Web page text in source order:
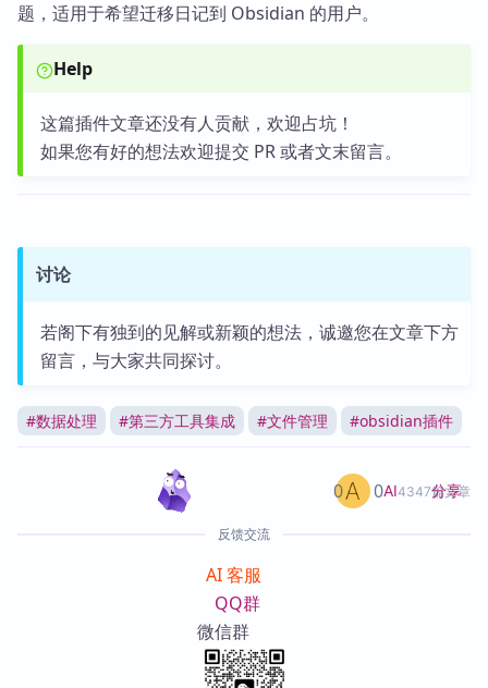
题，适用于希望迁移日记到 Obsidian 的用户。
Help
这篇插件文章还没有人贡献，欢迎占坑！
如果您有好的想法欢迎提交 PR 或者文末留言。
讨论
若阁下有独到的见解或新颖的想法，诚邀您在文章下方
留言，与大家共同探讨。
#数据处理 #第三方工具集成 #文件管理 #obsidian插件
AI4347篇文章
0 0 分享
反馈交流
AI 客服
QQ群
微信群